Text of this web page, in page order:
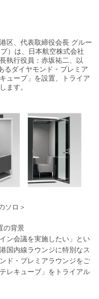
区、代表取締役会長 グルー
）は、日本航空株式会社
執行役員：赤坂祐二、以
るダイヤモンド・プレミア
ューブ」を設置、トライア
ます。
ソロ＞
の背景
ン会議を実施したい」とい
国内線ラウンジに特別なス
ド・プレミアラウンジをご
レキューブ」をトライアル